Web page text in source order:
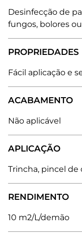
Desinfecção de
fungos, bolores
PROPRIEDADES
Fácil aplicação e
ACABAMENTO
Não aplicável
APLICAÇÃO
Trincha, pincel de
RENDIMENTO
10 m2/L/demão